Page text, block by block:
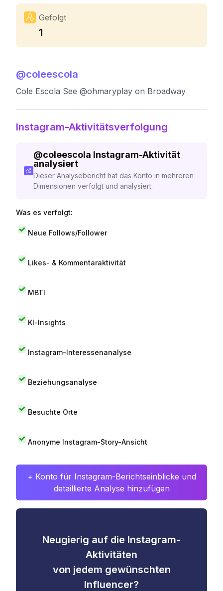
Gefolgt
1
@coleescola
Cole Escola See @ohmaryplay on Broadway
Instagram-Aktivitätsverfolgung
@coleescola Instagram-Aktivität
analysiert
Dieser Analysebericht hat das Konto in mehreren
Dimensionen verfolgt und analysiert.
Was es verfolgt:
Neue Follows/Follower
Likes- & Kommentaraktivität
MBTI
KI-Insights
Instagram-Interessenanalyse
Beziehungsanalyse
Besuchte Orte
Anonyme Instagram-Story-Ansicht
+ Konto für Instagram-Berichtseinblicke und
detaillierte Analyse hinzufügen
Neugierig auf die Instagram-
Aktivitäten
von jedem gewünschten
Influencer?